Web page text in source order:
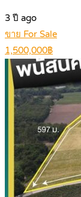
3 ปี ago
ขาย For Sale
1,500,000฿